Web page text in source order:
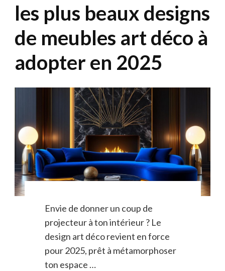
les plus beaux designs
de meubles art déco à
adopter en 2025
Envie de donner un coup de
projecteur à ton intérieur ? Le
design art déco revient en force
pour 2025, prêt à métamorphoser
ton espace …